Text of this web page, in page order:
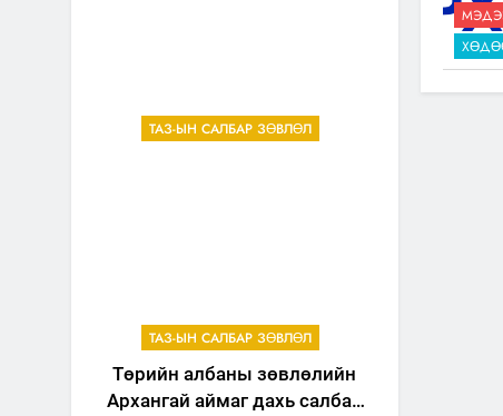
ТАЗ-ЫН САЛБАР ЗӨВЛӨЛ
ТАЗ-ЫН САЛБАР ЗӨВЛӨЛ
Төрийн албаны зөвлөлийн
Архангай аймаг дахь салбар